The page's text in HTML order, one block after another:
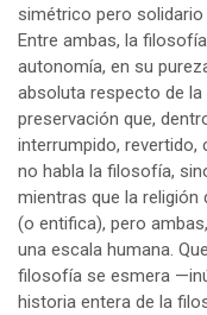
simétrico pero solidario
Entre ambas, la
autonomía, en su
absoluta respecto de
preservación que,
interrumpido,
no habla la filosofía,
mientras que la religión
(o entifica), pero
una escala humana.
filosofía se esmera
historia entera de la